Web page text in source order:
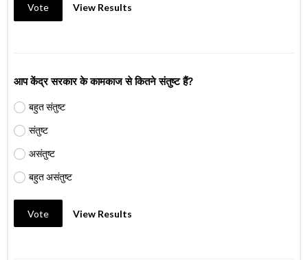
Vote View Results
आप केंद्र सरकार के कामकाज से कितने संतुष्ट हैं?
बहुत संतुष्ट
संतुष्ट
असंतुष्ट
बहुत असंतुष्ट
Vote View Results